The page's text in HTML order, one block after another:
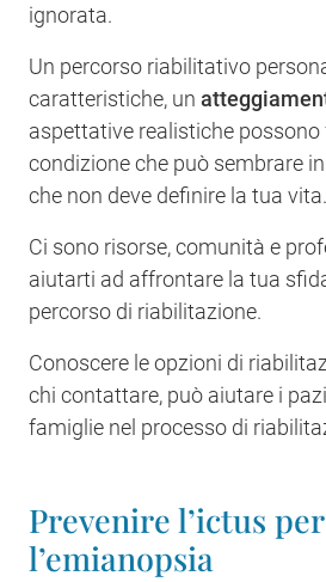
ignorata.
Un percorso riabilitativo
caratteristiche, un
aspettative realistiche
condizione che può sembrare
che non deve definire la tua vita.
Ci sono risorse, comunità e
aiutarti ad affrontare la tua
percorso di riabilitazione.
Conoscere le opzioni di
chi contattare, può aiutare i
famiglie nel processo di
Prevenire l’ictus
l’emianopsia